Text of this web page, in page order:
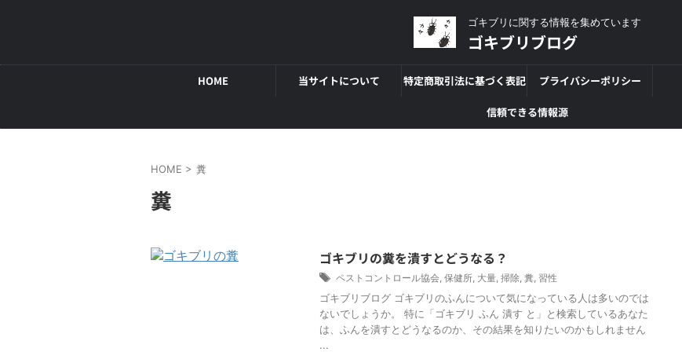
ゴキブリに関する情報を集めています
ゴキブリブログ
HOME 当サイトについて 特定商取引法に基づく表記 プライバシーポリシー
信頼できる情報源
HOME > 糞
糞
ゴキブリの糞を潰すとどうなる？
ペストコントロール協会, 保健所, 大量, 掃除, 糞, 習性
ゴキブリブログ ゴキブリのふんについて気になっている人は多いのでは
ないでしょうか。 特に「ゴキブリ ふん 潰す と」と検索しているあなた
は、ふんを潰すとどうなるのか、その結果を知りたいのかもしれません
...